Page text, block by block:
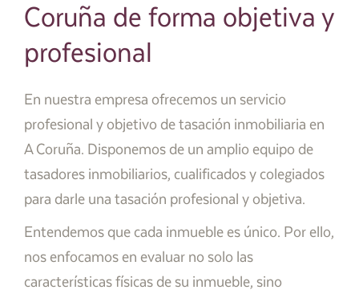
Coruña de forma objetiva y
profesional
En nuestra empresa ofrecemos un servicio
profesional y objetivo de tasación inmobiliaria en
A Coruña. Disponemos de un amplio equipo de
tasadores inmobiliarios, cualificados y colegiados
para darle una tasación profesional y objetiva.
Entendemos que cada inmueble es único. Por ello,
nos enfocamos en evaluar no solo las
características físicas de su inmueble, sino